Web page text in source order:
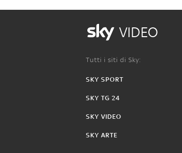
VIDEO
Tutti i siti di Sky:
SKY SPORT
SKY TG 24
SKY VIDEO
SKY ARTE